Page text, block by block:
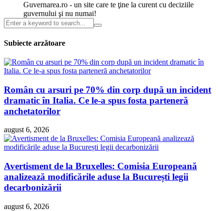
Guvernarea.ro - un site care te ţine la curent cu deciziile
guvernului şi nu numai!
Subiecte arzătoare
Român cu arsuri pe 70% din corp după un incident
dramatic în Italia. Ce le-a spus fosta parteneră
anchetatorilor
august 6, 2026
Avertisment de la Bruxelles: Comisia Europeană
analizează modificările aduse la București legii
decarbonizării
august 6, 2026